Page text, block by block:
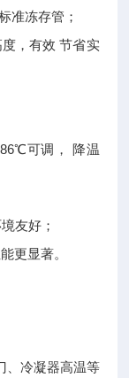
准冻存管；
，有效 节省实
可调， 降温
友好；
更显著。
、冷凝器高温等